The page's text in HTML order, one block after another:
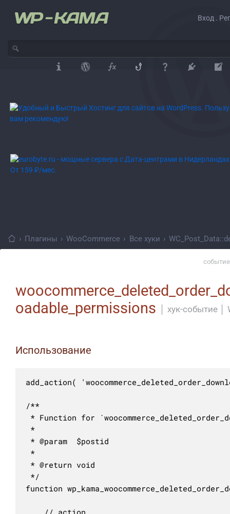
Вход .
› Плагины › WooCommerce › Все хуки ›
oadable_permissions
хук-событие
Использование
add_action(
/**
* Function for
*
* @param  $postid
*
* @return void
*/
function